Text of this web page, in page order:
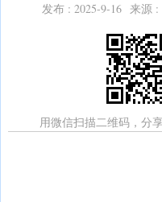
发布 : 2025-9-16 来源
用微信扫描二维码，分